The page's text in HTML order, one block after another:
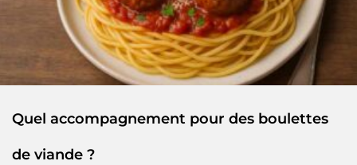
Quel accompagnement pour des boulettes
de viande ?